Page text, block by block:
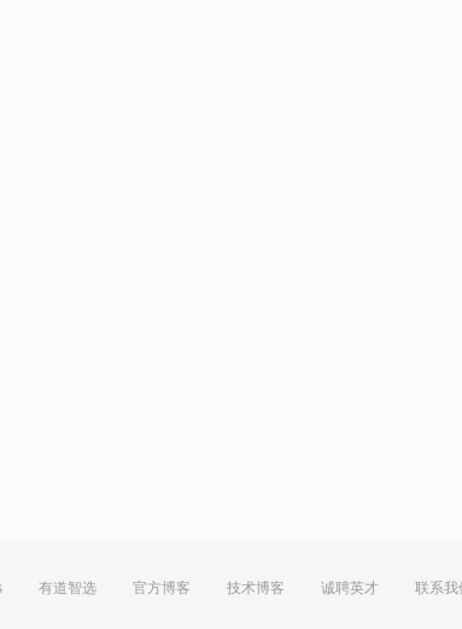
有道智选 官方博客 技术博客 诚聘英才 联系我